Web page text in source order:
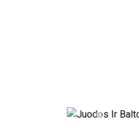
Previous